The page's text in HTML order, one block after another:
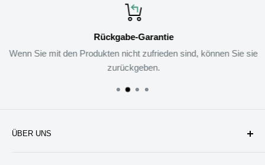
Rückgabe-Garantie
Wenn Sie mit den Produkten nicht zufrieden sind, können Sie sie
zurückgeben.
ÜBER UNS